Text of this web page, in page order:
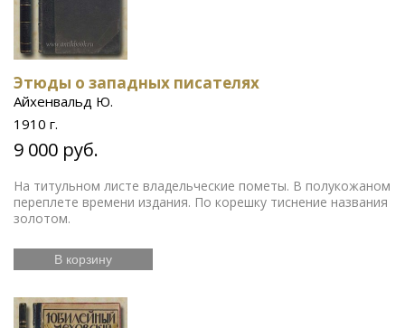
Этюды о западных писателях
Айхенвальд Ю.
1910 г.
9 000 руб.
На титульном листе владельческие пометы. В полукожаном
переплете времени издания. По корешку тиснение названия
золотом.
В корзину